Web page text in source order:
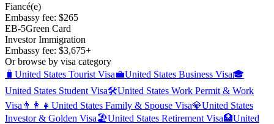
Fiancé(e)
Embassy fee: $265
EB-5Green Card
Investor Immigration
Embassy fee: $3,675+
Or browse by visa category
🧳 United States Tourist Visa💼United States Business Visa🎓
United States Student Visa🛠️United States Work Permit & Work
Visa 👨‍👩‍👧 United States Family & Spouse Visa💎United States
Investor & Golden Visa🏖️United States Retirement Visa🏥United